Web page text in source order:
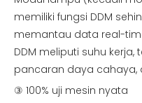
memiliki fungsi DDM
memantau data real-
DDM meliputi suhu kerja,
pancaran daya cahaya,
③ 100% uji mesin nyata